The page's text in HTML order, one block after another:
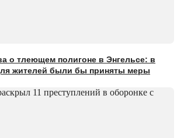
о тлеющем полигоне в Энгельсе: в
жителей были бы приняты меры